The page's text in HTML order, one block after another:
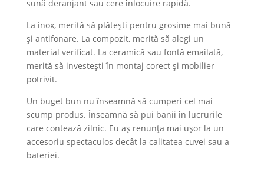
sună deranjant sau cere înlocuire rapidă.
La inox, merită să plătești pentru grosime mai bună
și antifonare. La compozit, merită să alegi un
material verificat. La ceramică sau fontă emailată,
merită să investești în montaj corect și mobilier
potrivit.
Un buget bun nu înseamnă să cumperi cel mai
scump produs. Înseamnă să pui banii în lucrurile
care contează zilnic. Eu aș renunța mai ușor la un
accesoriu spectaculos decât la calitatea cuvei sau a
bateriei.